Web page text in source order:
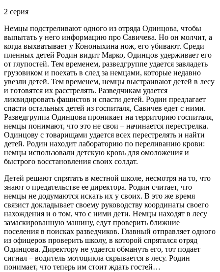
2 серия
Немцы подстреливают одного из отряда Одинцова, чтобы
выпытать у него информацию про Савичева. Но он молчит, а
когда выхватывает у Кононыхина нож, его убивают. Среди
пленных детей Родин видит Марко, Одинцов удерживает его
от глупостей. Тем временем, разведгруппе удается завладеть
грузовиком и поехать в след за немцами, которые недавно
увезли детей. Тем временем, немцы выстраивают детей в лесу
и готовятся их расстрелять. Разведчикам удается
ликвидировать фашистов и спасти детей. Родин предлагает
спасти остальных детей из госпиталя, Савичев едет с ними.
Разведгруппа Одинцова проникает на территорию госпиталя,
немцы понимают, что это не свои – начинается перестрелка.
Одинцову с товарищами удается всех перестрелять и найти
детей. Родин находит лабораторию по переливанию крови:
немцы использовали детскую кровь для омоложения и
быстрого восстановления своих солдат.
Детей решают спрятать в местной школе, несмотря на то, что
знают о предательстве ее директора. Родин считает, что
немцы не додумаются искать их у своих. В это же время
связист докладывает своему руководству координаты своего
нахождения и о том, что с ними дети. Немцы находят в лесу
замаскированную машину, едут проверить ближние
поселения в поисках разведчиков. Главный отправляет одного
из офицеров проверить школу, в которой спрятался отряд
Одинцова. Директору не удается обмануть его, тот подает
сигнал – водитель мотоцикла скрывается в лесу. Родин
понимает, что теперь им стоит ждать гостей…